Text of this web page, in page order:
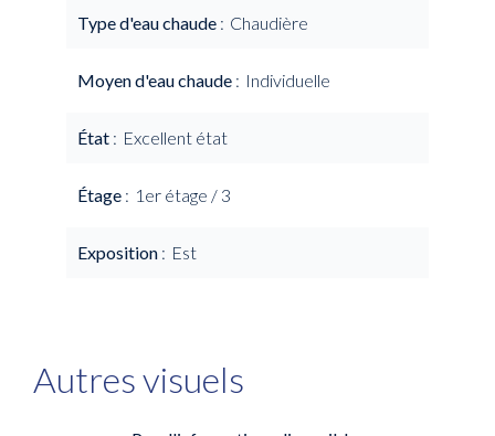
Type d'eau chaude Chaudière
Moyen d'eau chaude Individuelle
État Excellent état
Étage 1er étage / 3
Exposition Est
Autres visuels